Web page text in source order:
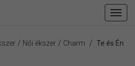
/ Női ékszer / Charm / Te és Én